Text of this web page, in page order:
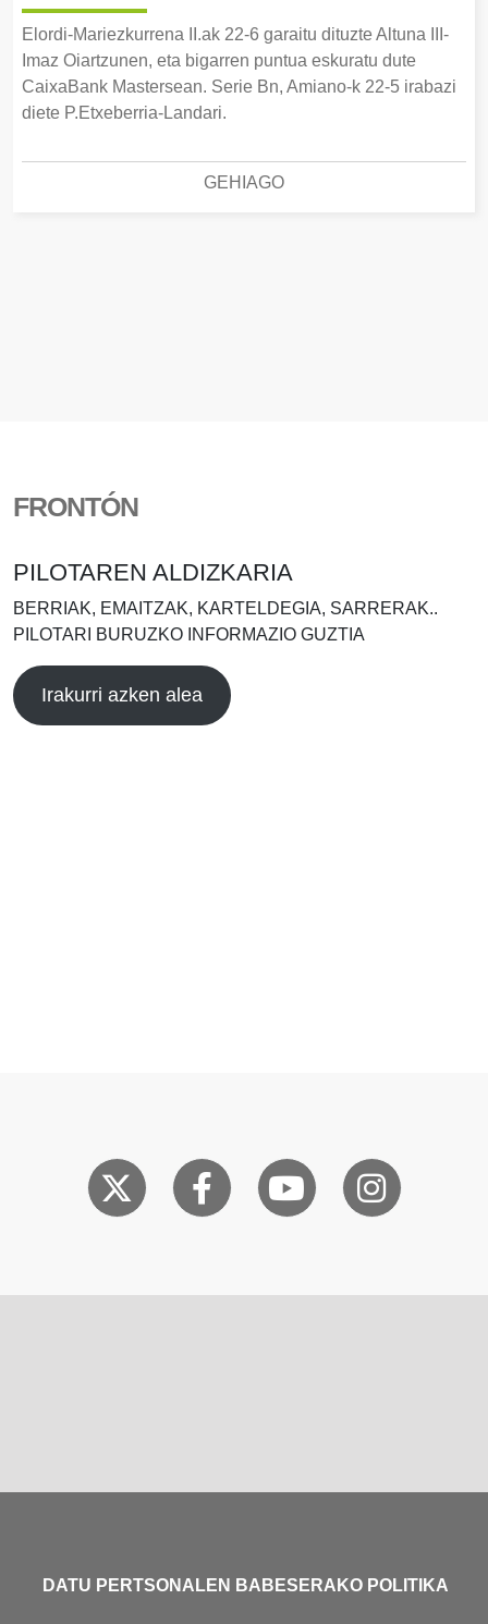
Elordi-Mariezkurrena II.ak 22-6 garaitu dituzte Altuna III-
Imaz Oiartzunen, eta bigarren puntua eskuratu dute
CaixaBank Mastersean. Serie Bn, Amiano-k 22-5 irabazi
diete P.Etxeberria-Landari.
GEHIAGO
FRONTÓN
PILOTAREN ALDIZKARIA
BERRIAK, EMAITZAK, KARTELDEGIA, SARRERAK..
PILOTARI BURUZKO INFORMAZIO GUZTIA
Irakurri azken alea
DATU PERTSONALEN BABESERAKO POLITIKA